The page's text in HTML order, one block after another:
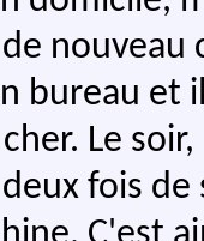
bureau et
Le
fois